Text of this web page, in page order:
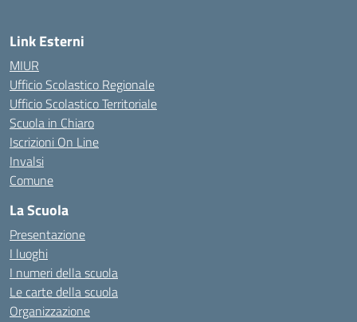
Link Esterni
MIUR
Ufficio Scolastico Regionale
Ufficio Scolastico Territoriale
Scuola in Chiaro
Iscrizioni On Line
Invalsi
Comune
La Scuola
Presentazione
I luoghi
I numeri della scuola
Le carte della scuola
Organizzazione